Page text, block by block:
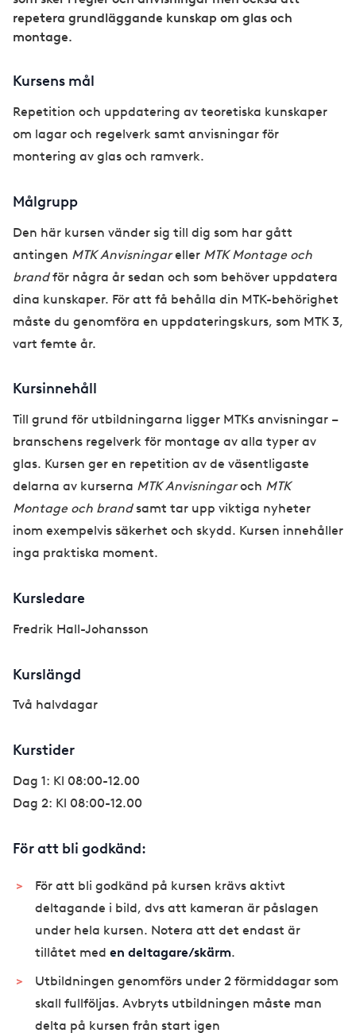
repetera grundläggande kunskap om glas och
montage.
Kursens mål
Repetition och uppdatering av teoretiska kunskaper
om lagar och regelverk samt anvisningar för
montering av glas och ramverk.
Målgrupp
Den här kursen vänder sig till dig som har gått
antingen MTK Anvisningareller MTK Montage och
brandför några år sedan och som behöver uppdatera
dina kunskaper. För att få behålla din MTK-behörighet
måste du genomföra en uppdateringskurs, som MTK 3,
vart femte år.
Kursinnehåll
Till grund för utbildningarna ligger MTKs anvisningar –
branschens regelverk för montage av alla typer av
glas. Kursen ger en repetition av de väsentligaste
delarna av kurserna MTK Anvisningaroch MTK
Montage och brand samt tar upp viktiga nyheter
inom exempelvis säkerhet och skydd. Kursen innehåller
inga praktiska moment.
Kursledare
Fredrik Hall-Johansson
Kurslängd
Två halvdagar
Kurstider
Dag 1: Kl 08:00-12.00
Dag 2: Kl 08:00-12.00
För att bli godkänd:
För att bli godkänd på kursen krävs aktivt
deltagande i bild, dvs att kameran är påslagen
under hela kursen. Notera att det endast är
tillåtet med en deltagare/skärm.
Utbildningen genomförs under 2 förmiddagar som
skall fullföljas. Avbryts utbildningen måste man
delta på kursen från start igen